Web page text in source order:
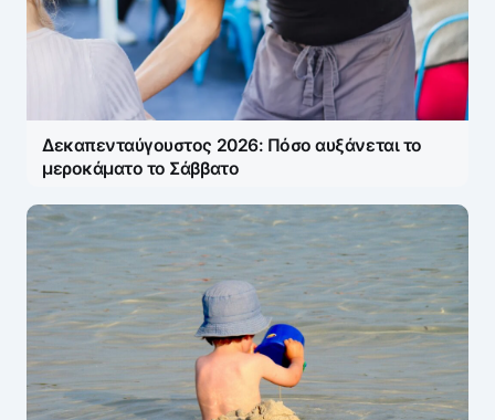
Η ηλ. διεύθυνση σας δεν δημοσιεύεται. Τα
υποχρεωτικά πεδία σημειώνονται με*
Message *
Name
Δεκαπενταύγουστος 2026: Πόσο αυξάνεται το
μεροκάματο το Σάββατο